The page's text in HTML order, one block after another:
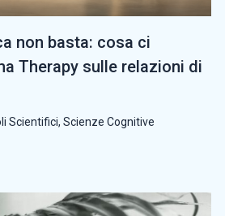
non basta: cosa ci
Therapy sulle relazioni di
Scientifici, Scienze Cognitive